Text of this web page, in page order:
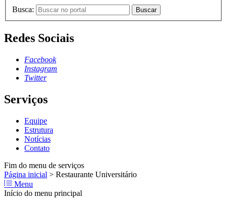
Busca: Buscar
Redes Sociais
Facebook
Instagram
Twitter
Serviços
Equipe
Estrutura
Notícias
Contato
Fim do menu de serviços
Página inicial > Restaurante Universitário
Menu
Início do menu principal